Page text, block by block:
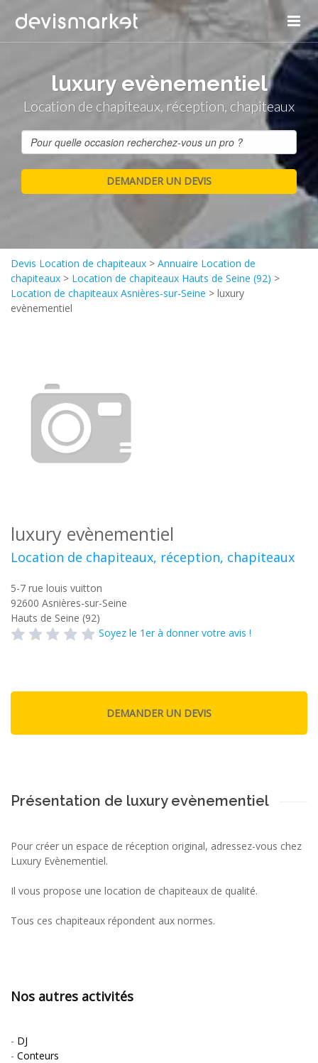
luxury evènementiel
Location de chapiteaux, réception, chapiteaux
Devis Location de chapiteaux > Annuaire Location de
chapiteaux > Location de chapiteaux Hauts de Seine (92) >
Location de chapiteaux Asnières-sur-Seine > luxury
evènementiel
luxury evènementiel
Location de chapiteaux, réception, chapiteaux
5-7 rue louis vuitton
92600 Asnières-sur-Seine
Hauts de Seine (92)
Soyez le 1er à donner votre avis !
Présentation de luxury evènementiel
Pour créer un espace de réception original, adressez-vous chez
Luxury Evènementiel.
Il vous propose une location de chapiteaux de qualité.
Tous ces chapiteaux répondent aux normes.
Nos autres activités
- DJ
- Conteurs